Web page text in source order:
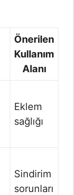
Önerilen
Kullanım
Alanı
Eklem
sağlığı
Sindirim
sorunları